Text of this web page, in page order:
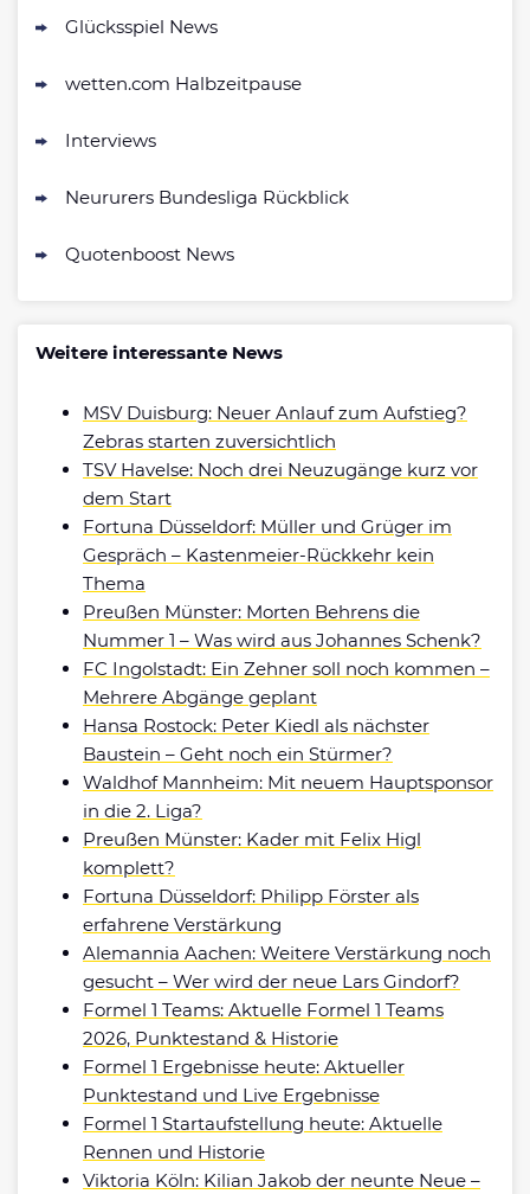
Glücksspiel News
wetten.com Halbzeitpause
Interviews
Neururers Bundesliga Rückblick
Quotenboost News
Weitere interessante News
MSV Duisburg: Neuer Anlauf zum Aufstieg?
Zebras starten zuversichtlich
TSV Havelse: Noch drei Neuzugänge kurz vor
dem Start
Fortuna Düsseldorf: Müller und Grüger im
Gespräch – Kastenmeier-Rückkehr kein
Thema
Preußen Münster: Morten Behrens die
Nummer 1 – Was wird aus Johannes Schenk?
FC Ingolstadt: Ein Zehner soll noch kommen –
Mehrere Abgänge geplant
Hansa Rostock: Peter Kiedl als nächster
Baustein – Geht noch ein Stürmer?
Waldhof Mannheim: Mit neuem Hauptsponsor
in die 2. Liga?
Preußen Münster: Kader mit Felix Higl
komplett?
Fortuna Düsseldorf: Philipp Förster als
erfahrene Verstärkung
Alemannia Aachen: Weitere Verstärkung noch
gesucht – Wer wird der neue Lars Gindorf?
Formel 1 Teams: Aktuelle Formel 1 Teams
2026, Punktestand & Historie
Formel 1 Ergebnisse heute: Aktueller
Punktestand und Live Ergebnisse
Formel 1 Startaufstellung heute: Aktuelle
Rennen und Historie
Viktoria Köln: Kilian Jakob der neunte Neue –